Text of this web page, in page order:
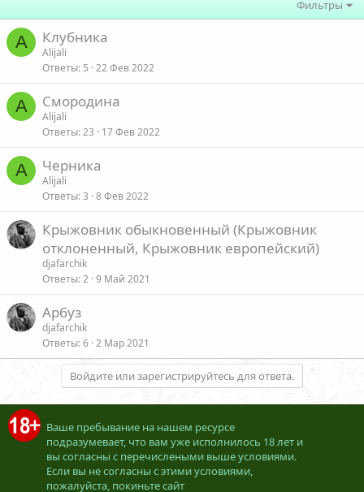
Фильтры
A Клубника
Alijali
Ответы 5 22 Фев 2022
A Смородина
Alijali
Ответы 23 17 Фев 2022
A Черника
Alijali
Ответы 3 8 Фев 2022
Крыжовник обыкновенный (Крыжовник
отклоненный, Крыжовник европейский)
djafarchik
Ответы 2 9 Май 2021
Арбуз
djafarchik
Ответы 6 2 Мар 2021
Войдите или зарегистрируйтесь для ответа.
Ваше пребывание на нашем ресурсе
подразумевает, что вам уже исполнилось 18 лет и
вы согласны с перечислеными выше условиями.
Если вы не согласны с этими условиями,
пожалуйста, покиньте сайт